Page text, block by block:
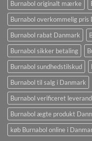
Burnabol originalt mærke
Burnabol overkommelig pris
Burnabol rabat Danmark
Burnabol sikker betaling
Burnabol sundhedstilskud
Burnabol til salg i Danmark
Burnabol verificeret
Burnabol ægte produkt
køb Burnabol online i